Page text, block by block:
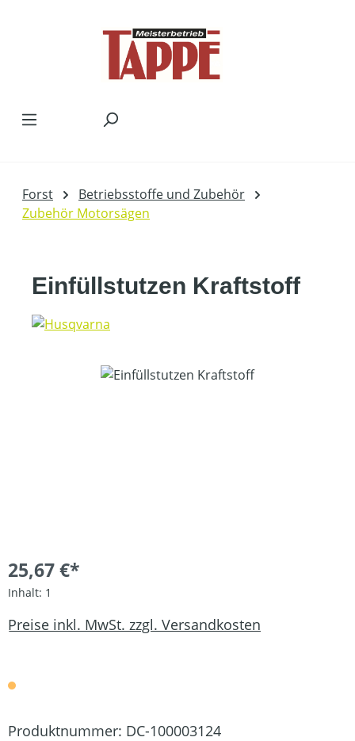
Forst
Betriebsstoffe und Zubehör
Zubehör Motorsägen
Einfüllstutzen Kraftstoff
Bildergalerie überspringen
25,67 €*
Inhalt: 1
Preise inkl. MwSt. zzgl. Versandkosten
Produktnummer: DC-100003124